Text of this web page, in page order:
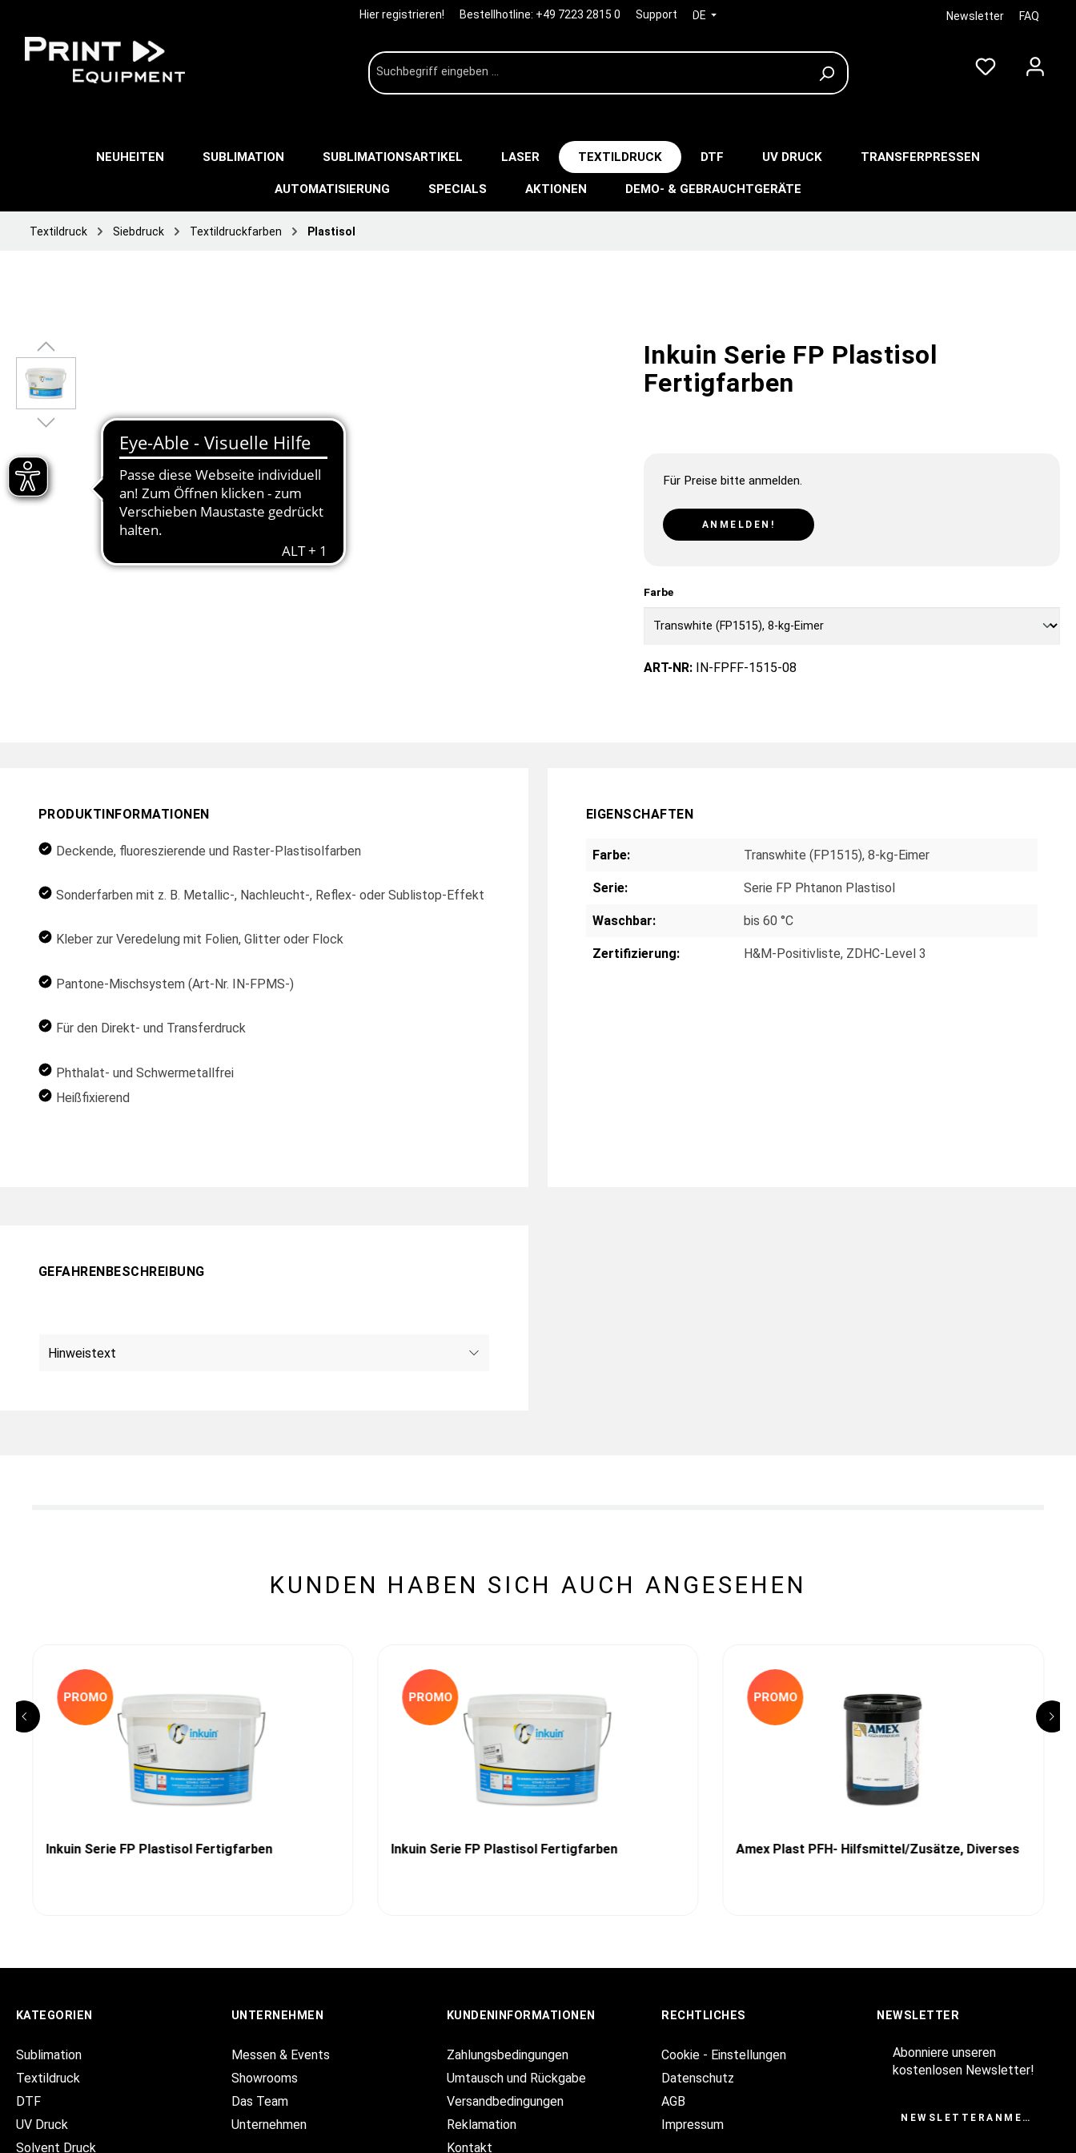
Hier registrieren! Bestellhotline: +49 7223 2815 0 Support DE Newsletter FAQ
NEUHEITEN SUBLIMATION SUBLIMATIONSARTIKEL LASER TEXTILDRUCK DTF UV DRUCK TRANSFERPRESSEN
AUTOMATISIERUNG SPECIALS AKTIONEN DEMO- & GEBRAUCHTGERÄTE
Textildruck Siebdruck Textildruckfarben Plastisol
Inkuin Serie FP Plastisol
Fertigfarben
Für Preise bitte anmelden.
ANMELDEN!
Farbe
ART-NR: IN-FPFF-1515-08
PRODUKTINFORMATIONEN
Deckende, fluoreszierende und Raster-Plastisolfarben
Sonderfarben mit z. B. Metallic-, Nachleucht-, Reflex- oder Sublistop-Effekt
Kleber zur Veredelung mit Folien, Glitter oder Flock
Pantone-Mischsystem (Art-Nr. IN-FPMS-)
Für den Direkt- und Transferdruck
Phthalat- und Schwermetallfrei
Heißfixierend
EIGENSCHAFTEN
Farbe: Transwhite (FP1515), 8-kg-Eimer
Serie: Serie FP Phtanon Plastisol
Waschbar: bis 60 °C
Zertifizierung: H&M-Positivliste, ZDHC-Level 3
GEFAHRENBESCHREIBUNG
Hinweistext
KUNDEN HABEN SICH AUCH ANGESEHEN
PROMO
Inkuin Serie FP Plastisol Fertigfarben
PROMO
Inkuin Serie FP Plastisol Fertigfarben
PROMO
Amex Plast PFH- Hilfsmittel/Zusätze, Diverses
KATEGORIEN
Sublimation
Textildruck
DTF
UV Druck
Solvent Druck
UNTERNEHMEN
Messen & Events
Showrooms
Das Team
Unternehmen
KUNDENINFORMATIONEN
Zahlungsbedingungen
Umtausch und Rückgabe
Versandbedingungen
Reklamation
Kontakt
RECHTLICHES
Cookie - Einstellungen
Datenschutz
AGB
Impressum
NEWSLETTER
Abonniere unseren
kostenlosen Newsletter!
NEWSLETTERANMELDUNG